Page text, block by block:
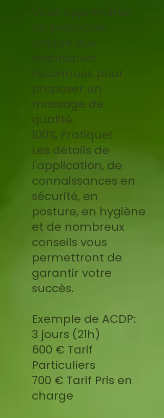
Vous apprendrez
un protocole
unique aux
techniques
reconnues pour
proposer un
massage de
qualité.
100% Pratique!
Les détails de
l'application, de
connaissances en
sécurité, en
posture, en hygiène
et de nombreux
conseils vous
permettront de
garantir votre
succès.
Exemple de ACDP:
3 jours (21h)
600 € Tarif
Particuliers
700 € Tarif Pris en
charge